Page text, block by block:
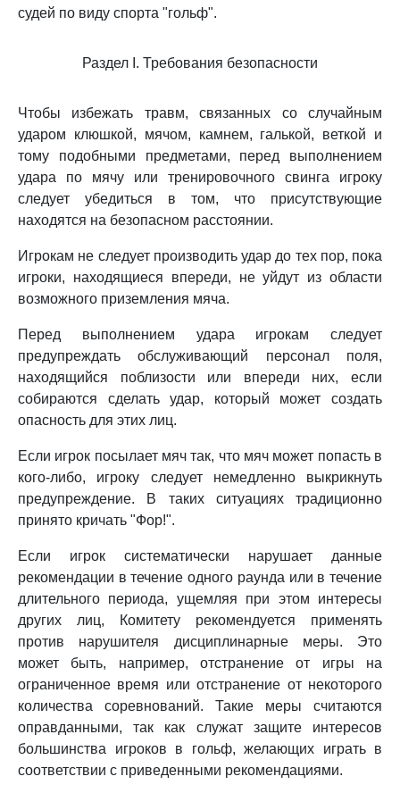
судей по виду спорта "гольф".
Раздел I. Требования безопасности
Чтобы избежать травм, связанных со случайным
ударом клюшкой, мячом, камнем, галькой, веткой и
тому подобными предметами, перед выполнением
удара по мячу или тренировочного свинга игроку
следует убедиться в том, что присутствующие
находятся на безопасном расстоянии.
Игрокам не следует производить удар до тех пор, пока
игроки, находящиеся впереди, не уйдут из области
возможного приземления мяча.
Перед выполнением удара игрокам следует
предупреждать обслуживающий персонал поля,
находящийся поблизости или впереди них, если
собираются сделать удар, который может создать
опасность для этих лиц.
Если игрок посылает мяч так, что мяч может попасть в
кого-либо, игроку следует немедленно выкрикнуть
предупреждение. В таких ситуациях традиционно
принято кричать "Фор!".
Если игрок систематически нарушает данные
рекомендации в течение одного раунда или в течение
длительного периода, ущемляя при этом интересы
других лиц, Комитету рекомендуется применять
против нарушителя дисциплинарные меры. Это
может быть, например, отстранение от игры на
ограниченное время или отстранение от некоторого
количества соревнований. Такие меры считаются
оправданными, так как служат защите интересов
большинства игроков в гольф, желающих играть в
соответствии с приведенными рекомендациями.